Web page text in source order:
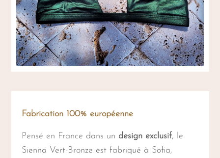
Fabrication 100% européenne
Pensé en France dans un design exclusif, le
Sienna Vert-Bronze est fabriqué à Sofia,